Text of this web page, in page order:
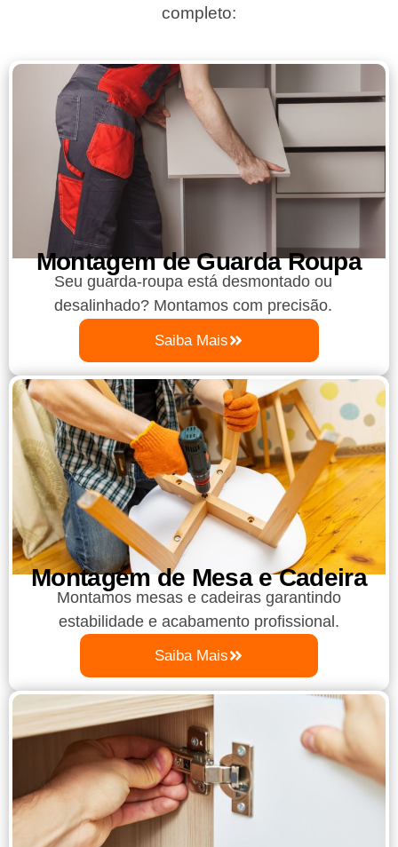
completo:
Montagem de Guarda Roupa​
Seu guarda-roupa está desmontado ou
desalinhado? Montamos com precisão.
Saiba Mais
Montagem de Mesa e Cadeira
Montamos mesas e cadeiras garantindo
estabilidade e acabamento profissional.
Saiba Mais